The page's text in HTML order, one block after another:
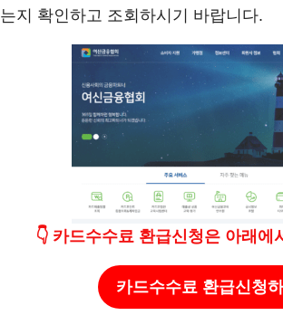
지 확인하고 조회하시기 바랍니다.
👇 카드수수료 환급신청은 아래에
카드수수료 환급신청